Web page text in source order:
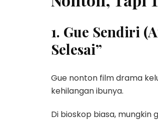
1. Gue Sendiri
Selesai”
Gue nonton film drama
kehilangan ibunya.
Di bioskop biasa, mungkin